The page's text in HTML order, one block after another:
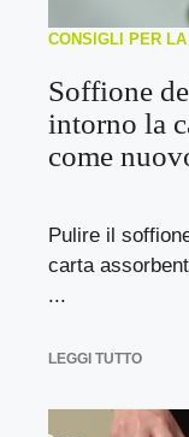
CONSIGLI PER
Soffione
intorno la
come
Pulire il
carta
...
LEGGI TUTTO